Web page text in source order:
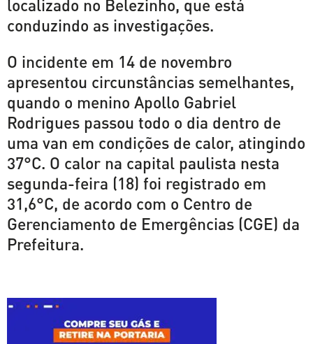
localizado no Belezinho, que está
conduzindo as investigações.
O incidente em 14 de novembro
apresentou circunstâncias semelhantes,
quando o menino Apollo Gabriel
Rodrigues passou todo o dia dentro de
uma van em condições de calor, atingindo
37°C. O calor na capital paulista nesta
segunda-feira (18) foi registrado em
31,6°C, de acordo com o Centro de
Gerenciamento de Emergências (CGE) da
Prefeitura.